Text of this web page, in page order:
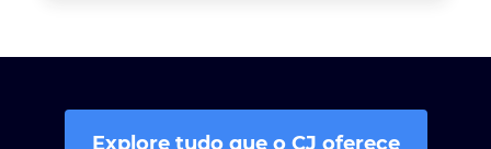
Explore tudo que o CJ oferece